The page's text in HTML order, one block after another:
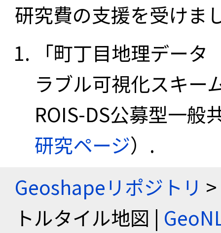
研究費の支援を受けま
「町丁目地理デー
ラブル可視化スキー
ROIS-DS公募型一般
研究ページ）.
Geoshapeリポジトリ
トルタイル地図 |